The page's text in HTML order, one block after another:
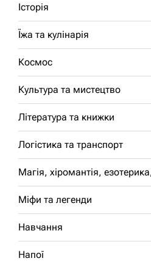
Історія
Їжа та кулінарія
Космос
Культура та мистецтво
Література та книжки
Логістика та транспорт
Магія, хіромантія,
Міфи та легенди
Навчання
Напої